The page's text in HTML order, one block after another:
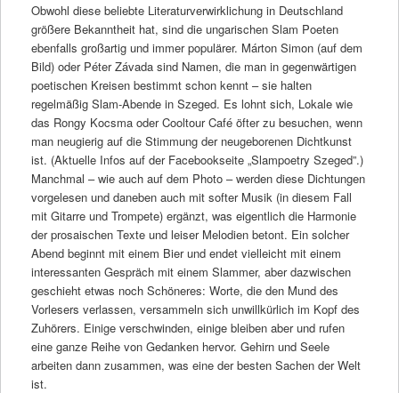
Obwohl diese beliebte Literaturverwirklichung in Deutschland
größere Bekanntheit hat, sind die ungarischen Slam Poeten
ebenfalls großartig und immer populärer. Márton Simon (auf dem
Bild) oder Péter Závada sind Namen, die man in gegenwärtigen
poetischen Kreisen bestimmt schon kennt – sie halten
regelmäßig Slam-Abende in Szeged. Es lohnt sich, Lokale wie
das Rongy Kocsma oder Cooltour Café öfter zu besuchen, wenn
man neugierig auf die Stimmung der neugeborenen Dichtkunst
ist. (Aktuelle Infos auf der Facebookseite „Slampoetry Szeged”.)
Manchmal – wie auch auf dem Photo – werden diese Dichtungen
vorgelesen und daneben auch mit softer Musik (in diesem Fall
mit Gitarre und Trompete) ergänzt, was eigentlich die Harmonie
der prosaischen Texte und leiser Melodien betont. Ein solcher
Abend beginnt mit einem Bier und endet vielleicht mit einem
interessanten Gespräch mit einem Slammer, aber dazwischen
geschieht etwas noch Schöneres: Worte, die den Mund des
Vorlesers verlassen, versammeln sich unwillkürlich im Kopf des
Zuhörers. Einige verschwinden, einige bleiben aber und rufen
eine ganze Reihe von Gedanken hervor. Gehirn und Seele
arbeiten dann zusammen, was eine der besten Sachen der Welt
ist.